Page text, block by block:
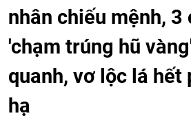
nhân chiếu mệnh, 3
'chạm trúng hũ
quanh, vơ lộc lá hết
hạ